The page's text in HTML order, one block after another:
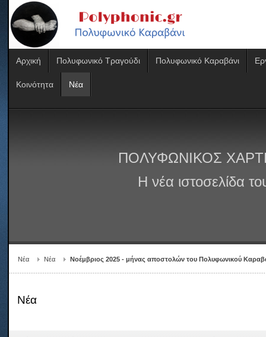
Αρχική Πολυφωνικό Τραγούδι Πολυφωνικό Καραβάνι
Κοινότητα Νέα
ΠΟΛΥΦΩΝΙΚΟΣ
Η νέα ιστοσελίδα
Νέα Νέα Νοέμβριος 2025 - μήνας αποστολών του Πολυφωνικού
Νέα